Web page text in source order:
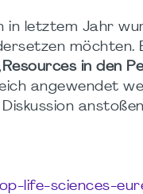
in letztem Jahr
möchten.
Resources in den
angewendet
life-sciences-